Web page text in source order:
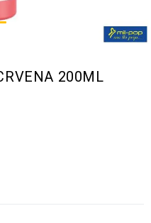
200ML